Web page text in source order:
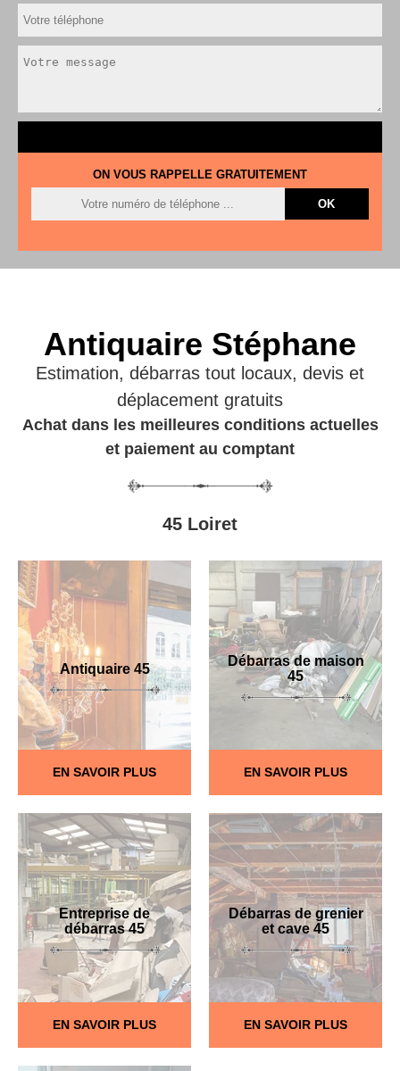
ON VOUS RAPPELLE GRATUITEMENT
Antiquaire Stéphane
Estimation, débarras tout locaux, devis et
déplacement gratuits
Achat dans les meilleures conditions actuelles
et paiement au comptant
45 Loiret
Antiquaire 45
EN SAVOIR PLUS
Débarras de maison
45
EN SAVOIR PLUS
Entreprise de
débarras 45
EN SAVOIR PLUS
Débarras de grenier
et cave 45
EN SAVOIR PLUS